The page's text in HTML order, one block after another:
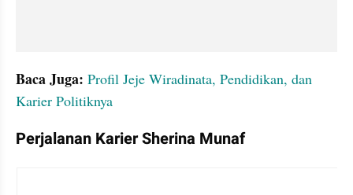
Baca Juga: Profil Jeje Wiradinata, Pendidikan, dan
Karier Politiknya
Perjalanan Karier Sherina Munaf